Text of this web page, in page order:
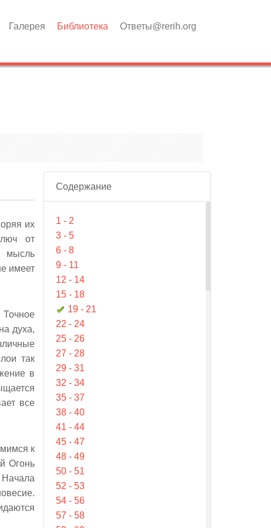
Галерея Библиотека Ответы@rerih.org
их
от
мысль
имеет
духа,
так
в
все
к
Огонь
Содержание
1 - 2
3 - 5
6 - 8
9 - 11
12 - 14
15 - 18
19 - 21
22 - 24
25 - 26
27 - 28
29 - 31
32 - 34
35 - 37
38 - 40
41 - 44
45 - 47
48 - 49
50 - 51
52 - 53
54 - 56
57 - 58